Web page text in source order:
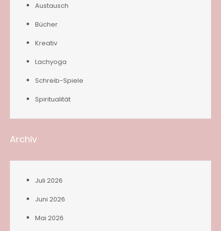
Austausch
Bücher
Kreativ
Lachyoga
Schreib-Spiele
Spiritualität
Archiv
Juli 2026
Juni 2026
Mai 2026